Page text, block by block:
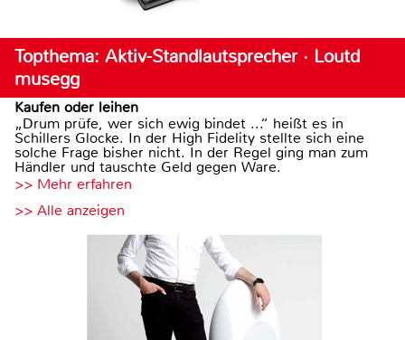
Topthema: Aktiv-Standlautsprecher · Loutd
musegg
Kaufen oder leihen
„Drum prüfe, wer sich ewig bindet ...“ heißt es in
Schillers Glocke. In der High Fidelity stellte sich eine
solche Frage bisher nicht. In der Regel ging man zum
Händler und tauschte Geld gegen Ware.
>> Mehr erfahren
>> Alle anzeigen